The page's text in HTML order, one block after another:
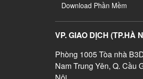
Download Phần Mềm
VP. GIAO DỊCH (TP.HÀ
Phòng 1005 Tòa nhà
Nam Trung Yên, Q. Cầu